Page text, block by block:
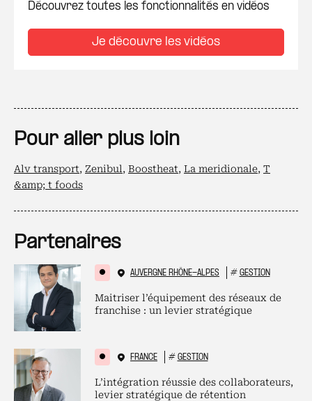
Découvrez toutes les fonctionnalités en vidéos
Je découvre les vidéos
Pour aller plus loin
Alv transport, Zenibul, Boostheat, La meridionale, T
&amp; t foods
Partenaires
AUVERGNE RHÔNE-ALPES # GESTION
Maitriser l’équipement des réseaux de
franchise : un levier stratégique
FRANCE # GESTION
L’intégration réussie des collaborateurs,
levier stratégique de rétention